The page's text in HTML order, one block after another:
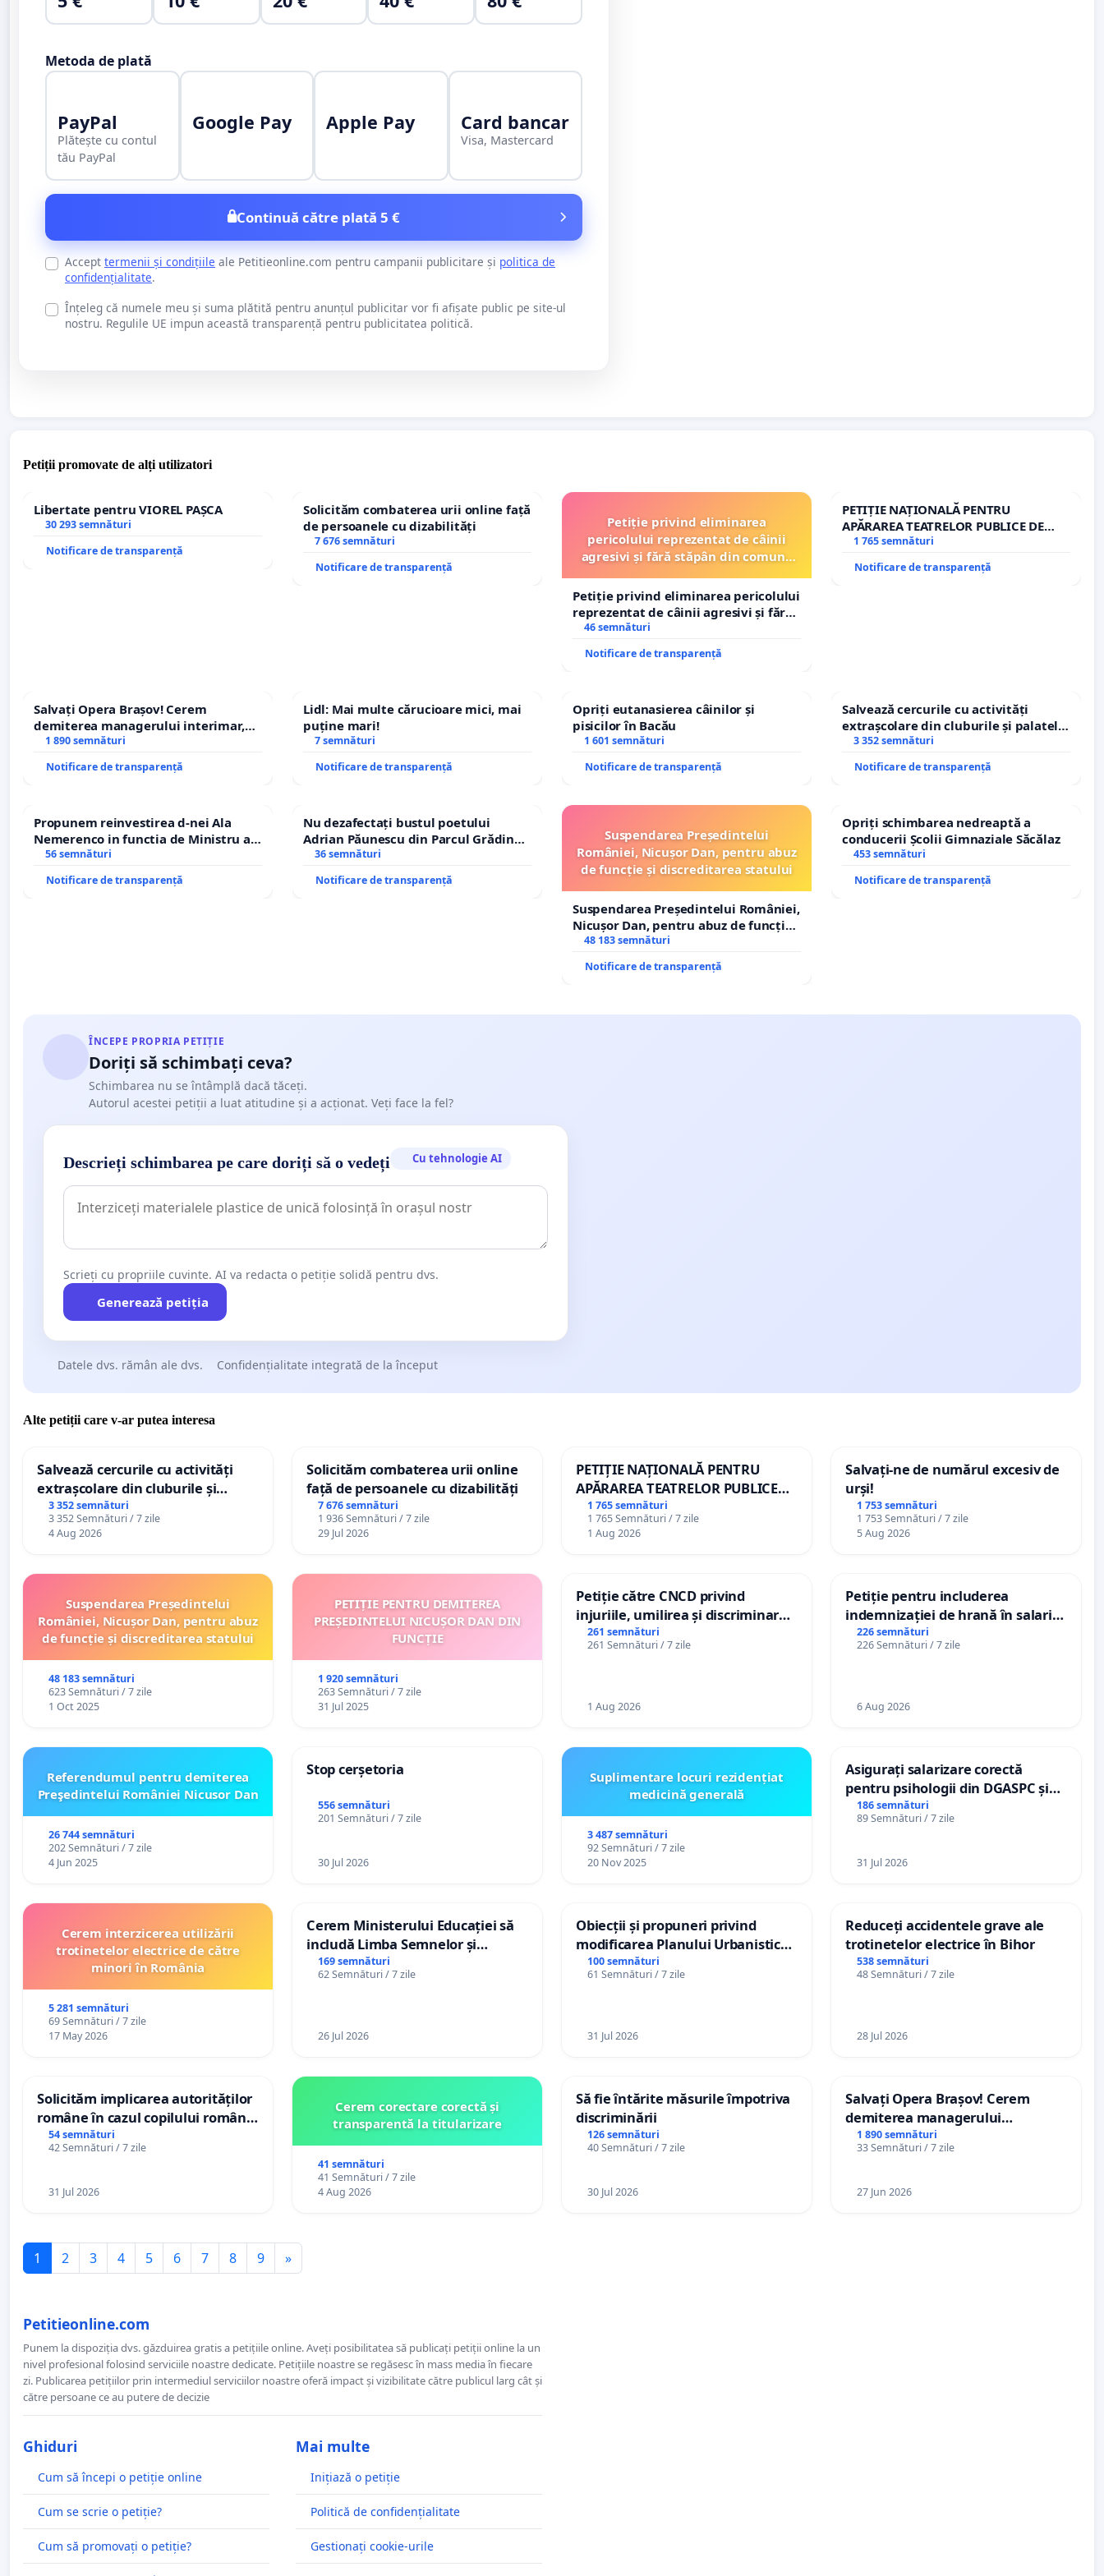
Metoda de plată
PayPal
Plătește cu contul
tău PayPal
Google Pay Apple Pay Card bancar
Visa, Mastercard
Continuă către plată 5 €
Accept termenii și condițiile ale Petitieonline.com pentru campanii publicitare și politica de
confidențialitate.
Înțeleg că numele meu și suma plătită pentru anunțul publicitar vor fi afișate public pe site-ul
nostru. Regulile UE impun această transparență pentru publicitatea politică.
Petiții promovate de alți utilizatori
Libertate pentru VIOREL PAȘCA
30 293 semnături
Notificare de transparență
Solicităm combaterea urii online față
de persoanele cu dizabilități
7 676 semnături
Notificare de transparență
Petiție privind eliminarea
pericolului reprezentat de câinii
agresivi și fără stăpân din comuna
Petiție privind eliminarea pericolului
reprezentat de câinii agresivi și fără
stăpân din comuna Tunari
46 semnături
Notificare de transparență
PETIȚIE NAȚIONALĂ PENTRU
APĂRAREA TEATRELOR PUBLICE DE
REPERTORIU DIN ROMÂNIA
1 765 semnături
Notificare de transparență
Salvați Opera Brașov! Cerem
demiterea managerului interimar,
Petrean Lucian-Marius!
1 890 semnături
Notificare de transparență
Lidl: Mai multe cărucioare mici, mai
puține mari!
7 semnături
Notificare de transparență
Opriți eutanasierea câinilor și
pisicilor în Bacău
1 601 semnături
Notificare de transparență
Salvează cercurile cu activități
extrașcolare din cluburile și palatele
copiilor
3 352 semnături
Notificare de transparență
Propunem reinvestirea d-nei Ala
Nemerenco in functia de Ministru al
Sanatatii
56 semnături
Notificare de transparență
Nu dezafectați bustul poetului
Adrian Păunescu din Parcul Grădina
Icoanei! Stop cenzurii culturale!
36 semnături
Notificare de transparență
Suspendarea Președintelui
României, Nicușor Dan, pentru abuz
de funcție și discreditarea statului
Suspendarea Președintelui României,
Nicușor Dan, pentru abuz de funcție
și discreditarea statului
48 183 semnături
Notificare de transparență
Opriți schimbarea nedreaptă a
conducerii Școlii Gimnaziale Săcălaz
453 semnături
Notificare de transparență
ÎNCEPE PROPRIA PETIȚIE
Doriți să schimbați ceva?
Schimbarea nu se întâmplă dacă tăceți.
Autorul acestei petiții a luat atitudine și a acționat. Veți face la fel?
Descrieți schimbarea pe care doriți să o vedeți Cu tehnologie AI
Scrieți cu propriile cuvinte. AI va redacta o petiție solidă pentru dvs.
Generează petiția
Datele dvs. rămân ale dvs. Confidențialitate integrată de la început
Alte petiții care v-ar putea interesa
Salvează cercurile cu activități
extrașcolare din cluburile și
palatele copiilor
3 352 semnături
3 352 Semnături / 7 zile
4 Aug 2026
Solicităm combaterea urii online
față de persoanele cu dizabilități
7 676 semnături
1 936 Semnături / 7 zile
29 Jul 2026
PETIȚIE NAȚIONALĂ PENTRU
APĂRAREA TEATRELOR PUBLICE
DE REPERTORIU DIN ROMÂNIA
1 765 semnături
1 765 Semnături / 7 zile
1 Aug 2026
Salvați-ne de numărul excesiv de
urși!
1 753 semnături
1 753 Semnături / 7 zile
5 Aug 2026
Suspendarea Președintelui
României, Nicușor Dan, pentru abuz
de funcție și discreditarea statului
48 183 semnături
623 Semnături / 7 zile
1 Oct 2025
PETIȚIE PENTRU DEMITEREA
PREȘEDINTELUI NICUȘOR DAN DIN
FUNCȚIE
1 920 semnături
263 Semnături / 7 zile
31 Jul 2025
Petiție către CNCD privind
injuriile, umilirea și discriminarea
persoanelor cu dizabilități de
către utilizatorul TikTok „Gorici”
261 semnături
261 Semnături / 7 zile
1 Aug 2026
Petiție pentru includerea
indemnizației de hrană în salariul
de bază și protejarea gradațiilor
de vechime pentru asistenții
226 semnături
226 Semnături / 7 zile
6 Aug 2026
Referendumul pentru demiterea
Preşedintelui României Nicusor Dan
26 744 semnături
202 Semnături / 7 zile
4 Jun 2025
Stop cerșetoria
556 semnături
201 Semnături / 7 zile
30 Jul 2026
Suplimentare locuri rezidențiat
medicină generală
3 487 semnături
92 Semnături / 7 zile
20 Nov 2025
Asigurați salarizare corectă
pentru psihologii din DGASPC și
spitale
186 semnături
89 Semnături / 7 zile
31 Jul 2026
Cerem interzicerea utilizării
trotinetelor electrice de către
minori în România
5 281 semnături
69 Semnături / 7 zile
17 May 2026
Cerem Ministerului Educației să
includă Limba Semnelor și
alfabetul Braille în școlile din
Republica Moldova!
169 semnături
62 Semnături / 7 zile
26 Jul 2026
Obiecții și propuneri privind
modificarea Planului Urbanistic
General al orașului Ialoveni
100 semnături
61 Semnături / 7 zile
31 Jul 2026
Reduceți accidentele grave ale
trotinetelor electrice în Bihor
538 semnături
48 Semnături / 7 zile
28 Jul 2026
Solicităm implicarea autorităților
române în cazul copilului român
Wiliam Kristian Gheorghe, aflat în
plasament în Danemarca de 12
54 semnături
42 Semnături / 7 zile
31 Jul 2026
Cerem corectare corectă și
transparentă la titularizare
41 semnături
41 Semnături / 7 zile
4 Aug 2026
Să fie întărite măsurile împotriva
discriminării
126 semnături
40 Semnături / 7 zile
30 Jul 2026
Salvați Opera Brașov! Cerem
demiterea managerului
interimar, Petrean Lucian-Marius!
1 890 semnături
33 Semnături / 7 zile
27 Jun 2026
1 2 3 4 5 6 7 8 9 »
Petitieonline.com
Punem la dispoziția dvs. găzduirea gratis a petițiile online. Aveți posibilitatea să publicați petiții online la un
nivel profesional folosind serviciile noastre dedicate. Petițiile noastre se regăsesc în mass media în fiecare
zi. Publicarea petițiilor prin intermediul serviciilor noastre oferă impact și vizibilitate către publicul larg cât și
către persoane ce au putere de decizie
Ghiduri
Cum să începi o petiție online
Cum se scrie o petiție?
Cum să promovați o petiție?
Mai multe
Inițiază o petiție
Politică de confidențialitate
Gestionați cookie-urile